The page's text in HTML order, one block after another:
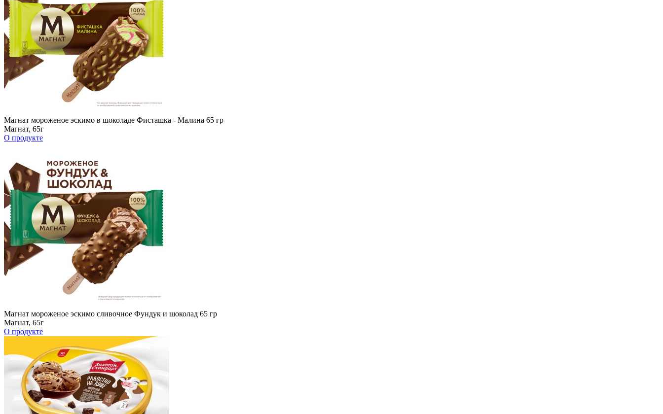
Магнат мороженое эскимо в шоколаде Фисташка - Малина 65 гр
Магнат, 65г
О продукте
Магнат мороженое эскимо сливочное Фундук и шоколад 65 гр
Магнат, 65г
О продукте